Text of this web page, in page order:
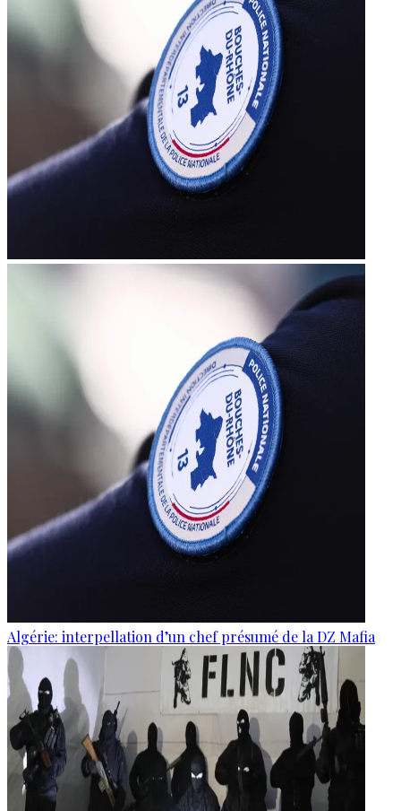
Algérie: interpellation d’un chef présumé de la DZ Mafia